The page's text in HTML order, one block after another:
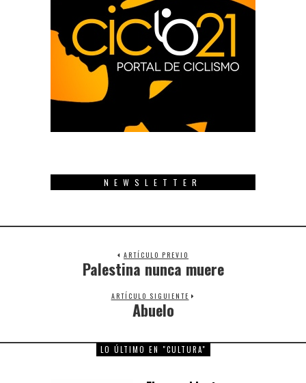
NEWSLETTER
ARTÍCULO PREVIO
Previous
Palestina nunca muere
ARTÍCULO SIGUIENTE
Next
Abuelo
LO ÚLTIMO EN "CULTURA"